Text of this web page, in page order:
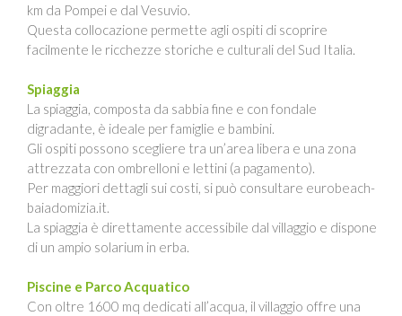
km da Pompei e dal Vesuvio.
Questa collocazione permette agli ospiti di scoprire
facilmente le ricchezze storiche e culturali del Sud Italia.
Spiaggia
La spiaggia, composta da sabbia fine e con fondale
digradante, è ideale per famiglie e bambini.
Gli ospiti possono scegliere tra un’area libera e una zona
attrezzata con ombrelloni e lettini (a pagamento).
Per maggiori dettagli sui costi, si può consultare eurobeach-
baiadomizia.it.
La spiaggia è direttamente accessibile dal villaggio e dispone
di un ampio solarium in erba.
Piscine e Parco Acquatico
Con oltre 1600 mq dedicati all’acqua, il villaggio offre una